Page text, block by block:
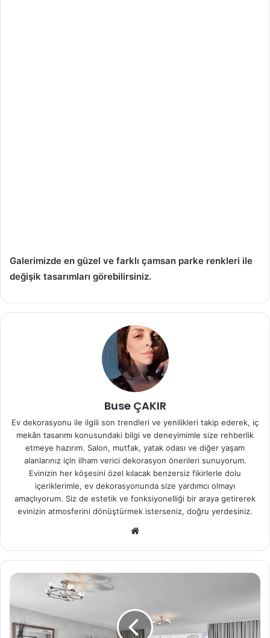
Galerimizde en güzel ve farklı çamsan parke renkleri ile
değişik tasarımları görebilirsiniz.
Buse ÇAKIR
Ev dekorasyonu ile ilgili son trendleri ve yenilikleri takip ederek, iç
mekân tasarımı konusundaki bilgi ve deneyimimle size rehberlik
etmeye hazırım. Salon, mutfak, yatak odası ve diğer yaşam
alanlarınız için ilham verici dekorasyon önerileri sunuyorum.
Evinizin her köşesini özel kılacak benzersiz fikirlerle dolu
içeriklerimle, ev dekorasyonunda size yardımcı olmayı
amaçlıyorum. Siz de estetik ve fonksiyonelliği bir araya getirerek
evinizin atmosferini dönüştürmek isterseniz, doğru yerdesiniz.
sit
esi